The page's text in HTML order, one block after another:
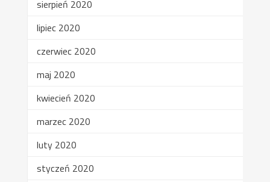
sierpień 2020
lipiec 2020
czerwiec 2020
maj 2020
kwiecień 2020
marzec 2020
luty 2020
styczeń 2020